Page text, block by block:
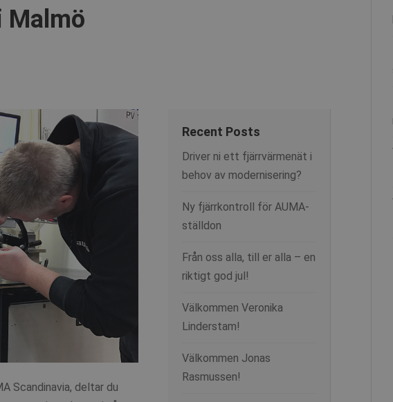
Malmö
Scandinavia, deltar du
Recent Posts
Driver ni ett fjärrvärmenät i
behov av modernisering?
Ny fjärrkontroll för AUMA-
ställdon
Från oss alla, till er alla – en
riktigt god jul!
Välkommen Veronika
Linderstam!
Välkommen Jonas
Rasmussen!